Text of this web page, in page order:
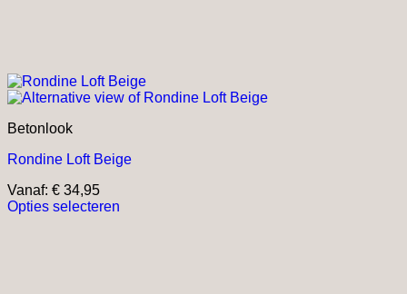
Betonlook
Rondine Loft Beige
Vanaf: € 34,95
Opties selecteren